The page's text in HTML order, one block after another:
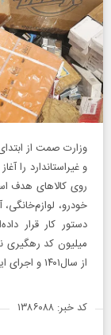
وزارت صمت از
و غیراستاندارد را
روی کالا‌های هدف
خودرو،
از سال۱۴۰۱ و اجرای این طرح بوده است.
کد خبر: ۱۳۸۶۰۸۸